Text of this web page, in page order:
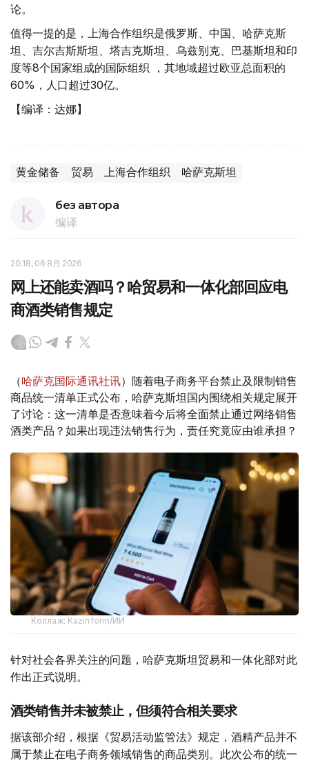
论。
值得一提的是，上海合作组织是俄罗斯、中国、哈萨克斯
坦、吉尔吉斯斯坦、塔吉克斯坦、乌兹别克、巴基斯坦和印
度等8个国家组成的国际组织 ，其地域超过欧亚总面积的
60%​，人口超过30亿。
【编译：达娜】
黄金储备 贸易 上海合作组织 哈萨克斯坦
без автора
编译
20:18, 06 8月 2026
网上还能卖酒吗？哈贸易和一体化部回应电
商酒类销售规定
（哈萨克国际通讯社讯）随着电子商务平台禁止及限制销售
商品统一清单正式公布，哈萨克斯坦国内围绕相关规定展开
了讨论：这一清单是否意味着今后将全面禁止通过网络销售
酒类产品？如果出现违法销售行为，责任究竟应由谁承担？
Коллаж: Kazinform/ИИ
针对社会各界关注的问题，哈萨克斯坦贸易和一体化部对此
作出正式说明。
酒类销售并未被禁止，但须符合相关要求
据该部介绍，根据《贸易活动监管法》规定，酒精产品并不
属于禁止在电子商务领域销售的商品类别。此次公布的统一